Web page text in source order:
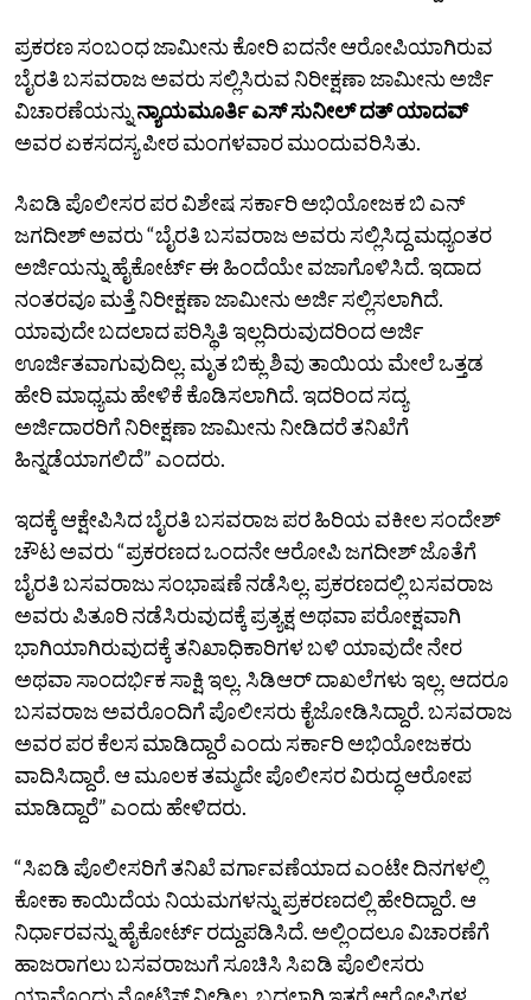
ಪ್ರಕರಣ ಸಂಬಂಧ ಜಾಮೀನು ಕೋರಿ ಐದನೇ ಆರೋಪಿಯಾಗಿರುವ
ಬೈರತಿ ಬಸವರಾಜ ಅವರು ಸಲ್ಲಿಸಿರುವ ನಿರೀಕ್ಷಣಾ ಜಾಮೀನು ಅರ್ಜಿ
ವಿಚಾರಣೆಯನ್ನುನ್ಯಾಯಮೂರ್ತಿ ಎಸ್‌ ಸುನೀಲ್‌ ದತ್‌ ಯಾದವ್‌
ಅವರ ಏಕಸದಸ್ಯ ಪೀಠ ಮಂಗಳವಾರ ಮುಂದುವರಿಸಿತು.
ಸಿಐಡಿ ಪೊಲೀಸರ ಪರ ವಿಶೇಷ ಸರ್ಕಾರಿ ಅಭಿಯೋಜಕ ಬಿ ಎನ್
ಜಗದೀಶ್‌ ಅವರು “ಬೈರತಿ ಬಸವರಾಜ ಅವರು ಸಲ್ಲಿಸಿದ್ದ ಮಧ್ಯಂತರ
ಅರ್ಜಿಯನ್ನು ಹೈಕೋರ್ಟ್‌ ಈ ಹಿಂದೆಯೇ ವಜಾಗೊಳಿಸಿದೆ. ಇದಾದ
ನಂತರವೂ ಮತ್ತೆ ನಿರೀಕ್ಷಣಾ ಜಾಮೀನು ಅರ್ಜಿ ಸಲ್ಲಿಸಲಾಗಿದೆ.
ಯಾವುದೇ ಬದಲಾದ ಪರಿಸ್ಥಿತಿ ಇಲ್ಲದಿರುವುದರಿಂದ ಅರ್ಜಿ
ಊರ್ಜಿತವಾಗುವುದಿಲ್ಲ. ಮೃತ ಬಿಕ್ಲು ಶಿವು ತಾಯಿಯ ಮೇಲೆ ಒತ್ತಡ
ಹೇರಿ ಮಾಧ್ಯಮ ಹೇಳಿಕೆ ಕೊಡಿಸಲಾಗಿದೆ. ಇದರಿಂದ ಸದ್ಯ
ಅರ್ಜಿದಾರರಿಗೆ ನಿರೀಕ್ಷಣಾ ಜಾಮೀನು ನೀಡಿದರೆ ತನಿಖೆಗೆ
ಹಿನ್ನಡೆಯಾಗಲಿದೆ” ಎಂದರು.
ಇದಕ್ಕೆ ಆಕ್ಷೇಪಿಸಿದ ಬೈರತಿ ಬಸವರಾಜ ಪರ ಹಿರಿಯ ವಕೀಲ ಸಂದೇಶ್‌
ಚೌಟ ಅವರು “ಪ್ರಕರಣದ ಒಂದನೇ ಆರೋಪಿ ಜಗದೀಶ್‌ ಜೊತೆಗೆ
ಬೈರತಿ ಬಸವರಾಜು ಸಂಭಾಷಣೆ ನಡೆಸಿಲ್ಲ. ಪ್ರಕರಣದಲ್ಲಿ ಬಸವರಾಜ
ಅವರು ಪಿತೂರಿ ನಡೆಸಿರುವುದಕ್ಕೆ ಪ್ರತ್ಯಕ್ಷ ಅಥವಾ ಪರೋಕ್ಷವಾಗಿ
ಭಾಗಿಯಾಗಿರುವುದಕ್ಕೆ ತನಿಖಾಧಿಕಾರಿಗಳ ಬಳಿ ಯಾವುದೇ ನೇರ
ಅಥವಾ ಸಾಂದರ್ಭಿಕ ಸಾಕ್ಷಿ ಇಲ್ಲ. ಸಿಡಿಆರ್‌ ದಾಖಲೆಗಳು ಇಲ್ಲ. ಆದರೂ
ಬಸವರಾಜ ಅವರೊಂದಿಗೆ ಪೊಲೀಸರು ಕೈಜೋಡಿಸಿದ್ದಾರೆ. ಬಸವರಾಜ
ಅವರ ಪರ ಕೆಲಸ ಮಾಡಿದ್ದಾರೆ ಎಂದು ಸರ್ಕಾರಿ ಅಭಿಯೋಜಕರು
ವಾದಿಸಿದ್ದಾರೆ. ಆ ಮೂಲಕ ತಮ್ಮದೇ ಪೊಲೀಸರ ವಿರುದ್ಧ ಆರೋಪ
ಮಾಡಿದ್ದಾರೆ” ಎಂದು ಹೇಳಿದರು.
“ಸಿಐಡಿ ಪೊಲೀಸರಿಗೆ ತನಿಖೆ ವರ್ಗಾವಣೆಯಾದ ಎಂಟೇ ದಿನಗಳಲ್ಲಿ
ಕೋಕಾ ಕಾಯಿದೆಯ ನಿಯಮಗಳನ್ನು ಪ್ರಕರಣದಲ್ಲಿ ಹೇರಿದ್ದಾರೆ. ಆ
ನಿರ್ಧಾರವನ್ನು ಹೈಕೋರ್ಟ್‌ ರದ್ದುಪಡಿಸಿದೆ. ಅಲ್ಲಿಂದಲೂ ವಿಚಾರಣೆಗೆ
ಹಾಜರಾಗಲು ಬಸವರಾಜುಗೆ ಸೂಚಿಸಿ ಸಿಐಡಿ ಪೊಲೀಸರು
ಯಾವೊಂದು ನೋಟಿಸ್‌ ನೀಡಿಲ್ಲ. ಬದಲಾಗಿ ಇತರೆ ಆರೋಪಿಗಳ